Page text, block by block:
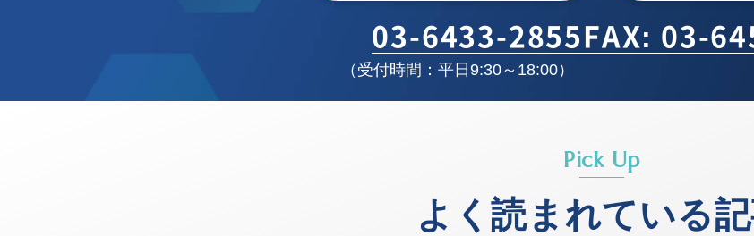
03-6433-2855
（受付時間：平日9:30～18:00）
FAX: 03-
Pick Up
よく読まれている